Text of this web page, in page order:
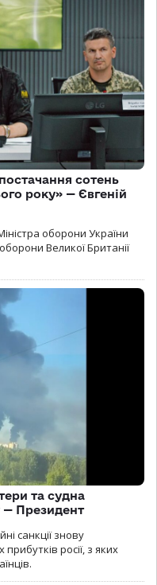
сотень
року» — Євгеній
оборони України
Великої Британії
та судна
— Президент
санкції знову
росії, з яких